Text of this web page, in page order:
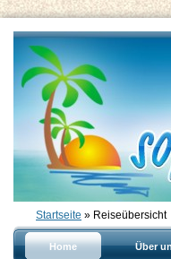
Startseite » Reiseübersicht
Home Über